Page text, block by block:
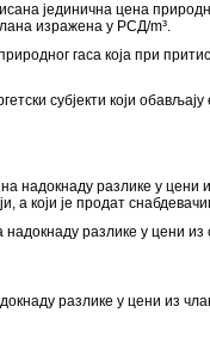
јединична цена
изражена у РСД/m³.
гаса која при
субјекти који
надокнаду разлике у
а који је продат
разлике у цени
разлике у цени из